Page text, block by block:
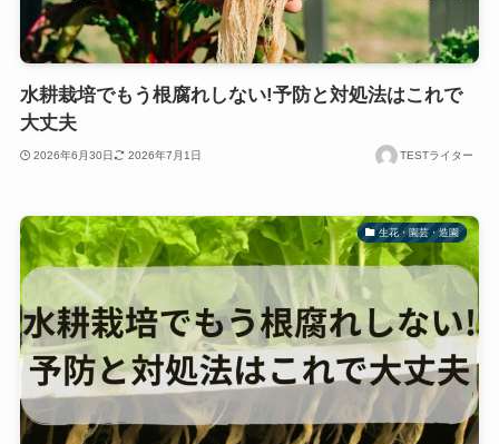
水耕栽培でもう根腐れしない!予防と対処法はこれで
大丈夫
2026年6月30日 2026年7月1日 TESTライター
生花・園芸・造園